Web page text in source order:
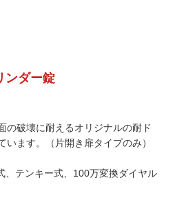
ンダー錠
の破壊に耐えるオリジナルの耐ド
います。（片開き扉タイプのみ）
テンキー式、100万変換ダイヤル